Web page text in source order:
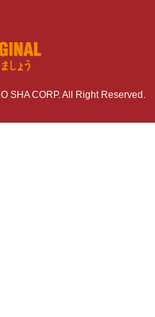
SHA CORP. All Right Reserved.